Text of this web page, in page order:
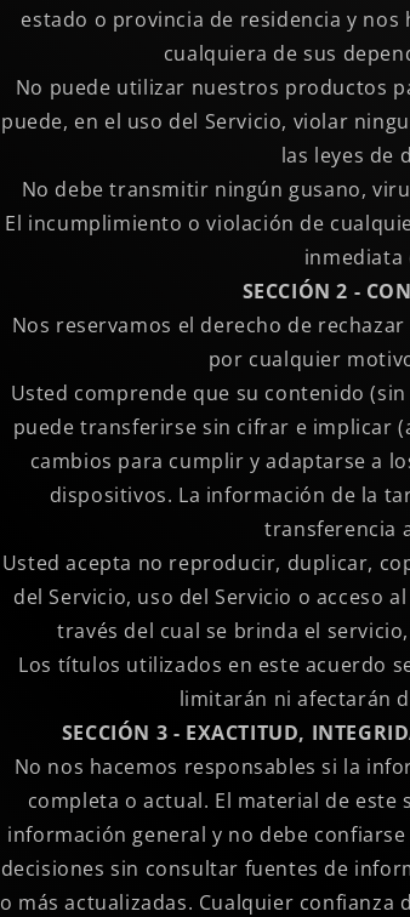
estado o provincia de residencia y
cualquiera de sus
No puede utilizar nuestros productos
puede, en el uso del Servicio, violar
las leyes de
No debe transmitir ningún gusano,
El incumplimiento o violación de
inmediata
SECCIÓN 2 -
Nos reservamos el derecho de
por cualquier
Usted comprende que su contenido
puede transferirse sin cifrar e implicar
cambios para cumplir y adaptarse a
dispositivos. La información de la
transferencia
Usted acepta no reproducir, duplicar,
del Servicio, uso del Servicio o acceso
través del cual se brinda el
Los títulos utilizados en este acuerdo
limitarán ni afectarán
SECCIÓN 3 - EXACTITUD,
No nos hacemos responsables si la
completa o actual. El material de
información general y no debe
decisiones sin consultar fuentes de
o más actualizadas. Cualquier